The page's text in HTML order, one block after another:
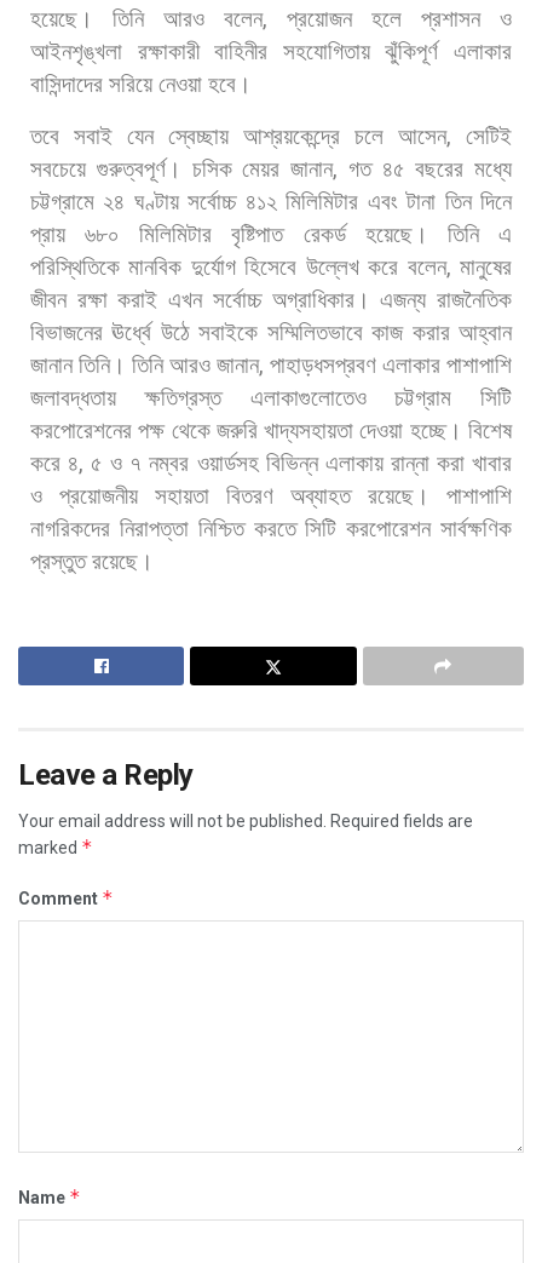
হয়েছে। তিনি
আরও বলেন, প্রয়োজন হলে প্রশাসন
ও
আইনশৃঙ্খলা
রক্ষাকারী বাহিনীর সহযোগিতায় ঝুঁকিপূর্ণ
এলাকার
বাসিন্দাদের সরিয়ে নেওয়া হবে।
তবে সবাই যেন স্বেচ্ছায় আশ্রয়কেন্দ্রে চলে আসেন, সেটিই
সবচেয়ে গুরুত্বপূর্ণ। চসিক মেয়র জানান, গত ৪৫ বছরের মধ্যে
চট্টগ্রামে ২৪ ঘণ্টায় সর্বোচ্চ ৪১২ মিলিমিটার এবং টানা তিন দিনে
প্রায়
৬৮০ মিলিমিটার বৃষ্টিপাত রেকর্ড হয়েছে। তিনি
এ
পরিস্থিতিকে মানবিক দুর্যোগ হিসেবে উল্লেখ করে বলেন,মানুষের
জীবন রক্ষা করাই এখন সর্বোচ্চ অগ্রাধিকার। এজন্য রাজনৈতিক
বিভাজনের ঊর্ধ্বে উঠে সবাইকে সম্মিলিতভাবে কাজ করার আহ্বান
জানান তিনি। তিনি আরও জানান, পাহাড়ধসপ্রবণ এলাকার পাশাপাশি
জলাবদ্ধতায়
ক্ষতিগ্রস্ত এলাকাগুলোতেও চট্টগ্রাম
সিটি
করপোরেশনের পক্ষ থেকে জরুরি খাদ্যসহায়তা দেওয়া হচ্ছে। বিশেষ
করে ৪, ৫ ও ৭ নম্বর ওয়ার্ডসহ বিভিন্ন এলাকায় রান্না করা খাবার
ও
প্রয়োজনীয় সহায়তা বিতরণ অব্যাহত রয়েছে।
পাশাপাশি
নাগরিকদের নিরাপত্তা নিশ্চিত করতে সিটি করপোরেশন সার্বক্ষণিক
প্রস্তুত রয়েছে।
Leave a Reply
Your email address will not be published.
Required fields are
marked *
Comment *
Name *